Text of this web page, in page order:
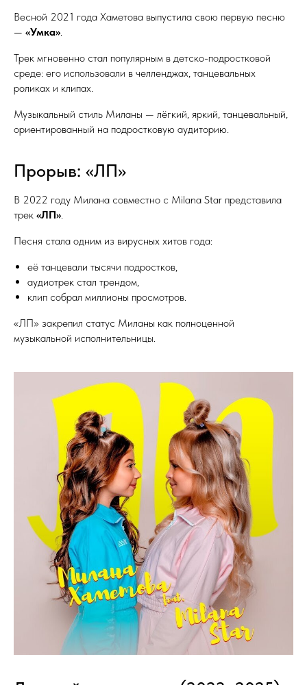
Весной 2021 года Хаметова выпустила свою первую песню
— «Умка».
Трек мгновенно стал популярным в детско-подростковой
среде: его использовали в челленджах, танцевальных
роликах и клипах.
Музыкальный стиль Миланы — лёгкий, яркий, танцевальный,
ориентированный на подростковую аудиторию.
Прорыв: «ЛП»
В 2022 году Милана совместно с Milana Star представила
трек «ЛП».
Песня стала одним из вирусных хитов года:
её танцевали тысячи подростков,
аудиотрек стал трендом,
клип собрал миллионы просмотров.
«ЛП» закрепил статус Миланы как полноценной
музыкальной исполнительницы.